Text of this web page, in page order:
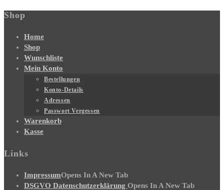
Shop
Home
Shop
Wunschliste
Mein Konto
Bestellungen
Konto-Details
Adressen
Passwort Vergessen
Warenkorb
Kasse
Links
ImpressumOpens In A New Tab
DSGVO Datenschutzerklärung Opens In A New Tab